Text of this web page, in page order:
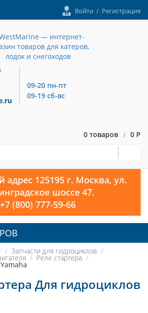
Войти / Регистрация
09-20 пн-пт
09-19 сб-вс
0 товаров / 0 Р
адрес 125195 г. Москва, ул.
шоссе 47.
+7 (800) 777-59-66
Запчасти для гидроциклов
Реле стартера
Для гидроциклов